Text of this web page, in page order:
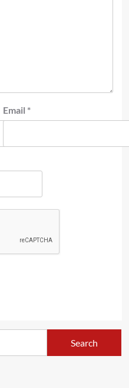
Email *